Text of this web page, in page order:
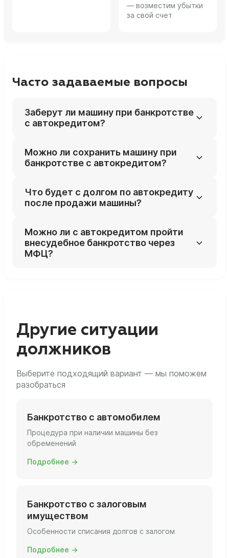
— возместим убытки
за свой счет
Часто задаваемые вопросы
Заберут ли машину при банкротстве
с автокредитом?
включают в конкурсную массу и продают
на торгах, если только нет специальных
для инвалида).
Можно ли сохранить машину при
банкротстве с автокредитом?
(если доход позволяет платить по плану)
или при выкупе авто с торгов третьими
проработки.
Что будет с долгом по автокредиту
после продажи машины?
не хватает, оставшаяся сумма
превращается в обычный необеспеченный
долг и может быть списана по итогам
Можно ли с автокредитом пройти
внесудебное банкротство через
МФЦ?
Другие ситуации
должников
Выберите подходящий вариант — мы поможем
разобраться
Банкротство с автомобилем
Процедура при наличии машины без
обременений
Подробнее →
Банкротство с залоговым
имуществом
Особенности списания долгов с залогом
Подробнее →